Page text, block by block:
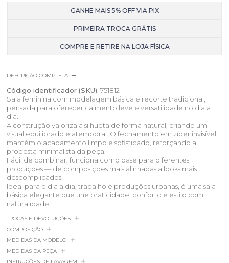
GANHE MAIS 5% OFF VIA PIX
PRIMEIRA TROCA GRÁTIS
COMPRE E RETIRE NA LOJA FÍSICA
DESCRIÇÃO COMPLETA
Código identificador (SKU): 751812
Saia feminina com modelagem básica e recorte tradicional,
pensada para oferecer caimento leve e versatilidade no dia a
dia.
A construção valoriza a silhueta de forma natural, criando um
visual equilibrado e atemporal. O fechamento em zíper invisível
mantém o acabamento limpo e sofisticado, reforçando a
proposta minimalista da peça.
Fácil de combinar, funciona como base para diferentes
produções — de composições mais alinhadas a looks mais
descomplicados.
Ideal para o dia a dia, trabalho e produções urbanas, é uma saia
básica elegante que une praticidade, conforto e estilo com
naturalidade.
TROCAS E DEVOLUÇÕES
INSTRUÇÕES DE LAVAGEM
MEDIDAS DA PEÇA
MEDIDAS DA MODELO
COMPOSIÇÃO